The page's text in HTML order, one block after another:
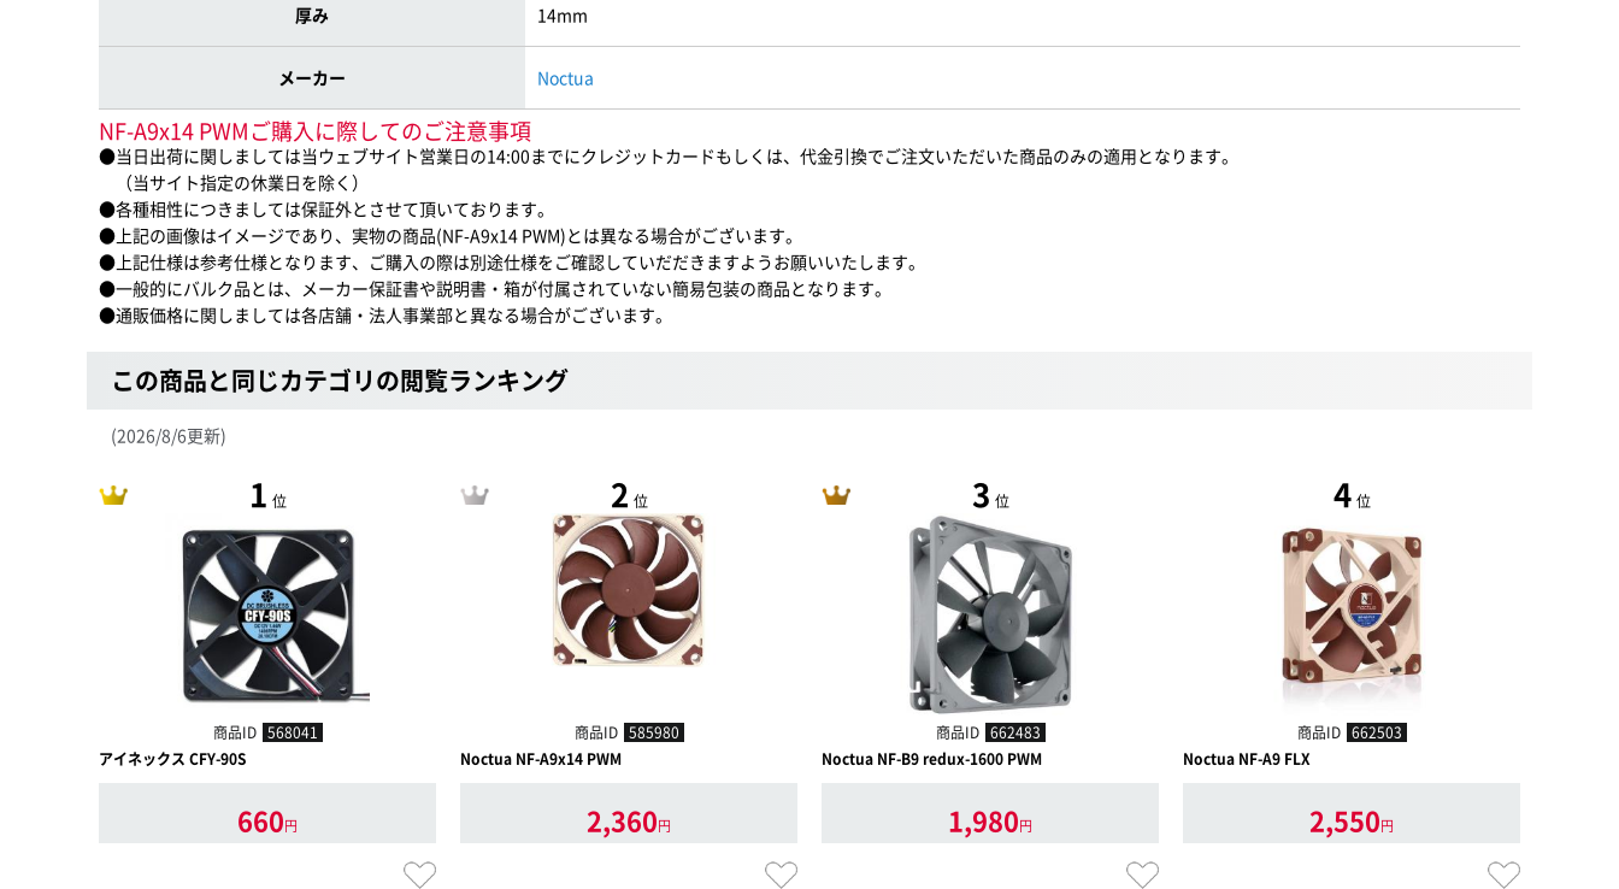
厚み 14mm
メーカー Noctua
NF-A9x14 PWMご購入に際してのご注意事項
●当日出荷に関しましては当ウェブサイト営業日の14:00までにクレジットカードもしくは、代金引換でご注文いただいた商品のみの適用となります。
（当サイト指定の休業日を除く）
●各種相性につきましては保証外とさせて頂いております。
●上記の画像はイメージであり、実物の商品(NF-A9x14 PWM)とは異なる場合がございます。
●上記仕様は参考仕様となります、ご購入の際は別途仕様をご確認していだだきますようお願いいたします。
●一般的にバルク品とは、メーカー保証書や説明書・箱が付属されていない簡易包装の商品となります。
●通販価格に関しましては各店舗・法人事業部と異なる場合がございます。
この商品と同じカテゴリの閲覧ランキング
(2026/8/6更新)
1 位
商品ID 568041
アイネックス CFY-90S
660円
2 位
商品ID 585980
Noctua NF-A9x14 PWM
2,360円
3 位
商品ID 662483
Noctua NF-B9 redux-1600 PWM
1,980円
4 位
商品ID 662503
Noctua NF-A9 FLX
2,550円